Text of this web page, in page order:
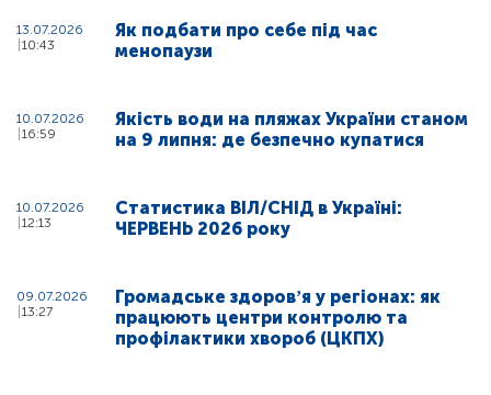
13.07.2026
10:43
Як подбати про себе під час
менопаузи
10.07.2026
16:59
Якість води на пляжах України станом
на 9 липня: де безпечно купатися
10.07.2026
12:13
Статистика ВІЛ/СНІД в Україні:
ЧЕРВЕНЬ 2026 року
09.07.2026
13:27
Громадське здоровʼя у регіонах: як
працюють центри контролю та
профілактики хвороб (ЦКПХ)